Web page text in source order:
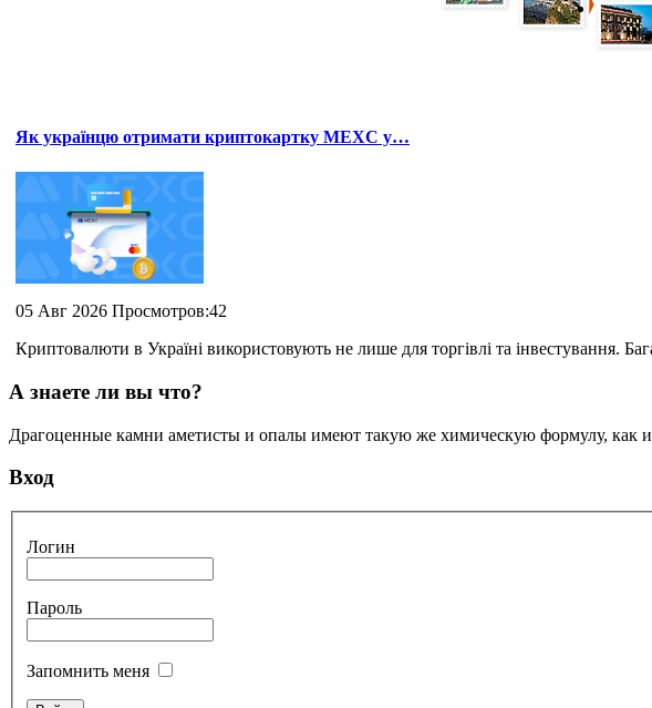
Як українцю отримати криптокартку MEXC у…
05 Авг 2026 Просмотров:42
Криптовалюти в Україні використовують не лише для торгівлі та інвестування.
А знаете ли вы что?
Драгоценные камни аметисты и опалы имеют такую же химическую формулу, как
Вход
Логин
Пароль
Запомнить меня